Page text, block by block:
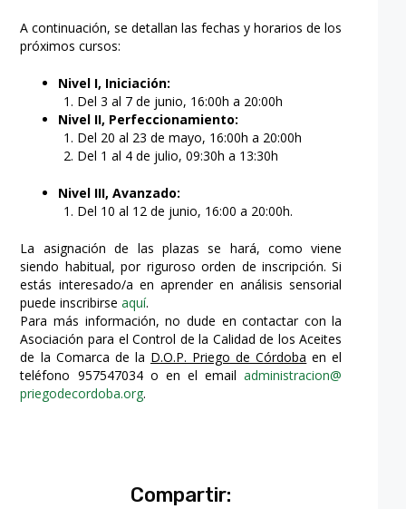
A continuación, se detallan las fechas y horarios de los
próximos cursos:
Nivel I, Iniciación:
Del 3 al 7 de junio, 16:00h a 20:00h
Nivel II, Perfeccionamiento:
Del 20 al 23 de mayo, 16:00h a 20:00h
Del 1 al 4 de julio, 09:30h a 13:30h
Nivel III, Avanzado:
Del 10 al 12 de junio, 16:00 a 20:00h.
La asignación de las plazas se hará, como viene
siendo habitual, por riguroso orden de inscripción. Si
estás interesado/a en aprender en análisis sensorial
puede inscribirseaquí.
Para más información, no dude en contactar con la
Asociación para el Control de la Calidad de los Aceites
de la Comarca de la D.O.P. Priego de Córdoba en el
teléfono 957547034 o en el emailadministracion@
priegodecordoba.org.
Compartir: